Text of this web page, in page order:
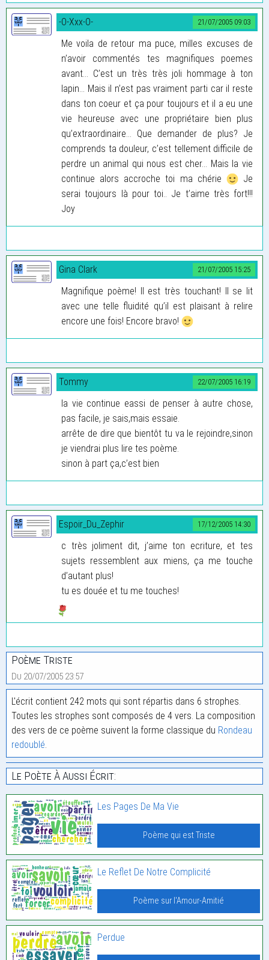
21/07/2005 09:03
-O-Xxx-O-
Me voila de retour ma puce, milles excuses de
n’avoir commentés tes magnifiques poemes
avant... C’est un très très joli hommage à ton
lapin... Mais il n’est pas vraiment parti car il reste
dans ton coeur et ça pour toujours et il a eu une
vie heureuse avec une propriétaire bien plus
qu’extraordinaire... Que demander de plus? Je
comprends ta douleur, c’est tellement difficile de
perdre un animal qui nous est cher... Mais la vie
continue alors accroche toi ma chérie
Je
serai toujours là pour toi.. Je t’aime très fort!!!
Joy
21/07/2005 15:25
Gina Clark
Magnifique poème! Il est très touchant! Il se lit
avec une telle fluidité qu’il est plaisant à relire
encore une fois! Encore bravo!
22/07/2005 16:19
Tommy
la vie continue eassi de penser à autre chose,
pas facile, je sais,mais essaie.
arrête de dire que bientôt tu va le rejoindre,sinon
je viendrai plus lire tes poème.
sinon à part ça,c’est bien
17/12/2005 14:30
Espoir_Du_Zephir
c très joliment dit, j’aime ton ecriture, et tes
sujets ressemblent aux miens, ça me touche
d’autant plus!
tu es douée et tu me touches!
Poème Triste
Du 20/07/2005 23:57
L'écrit contient 242 mots qui sont répartis dans 6 strophes.
Toutes les strophes sont composés de 4 vers. La composition
des vers de ce poème suivent la forme classique du Rondeau
redoublé
Le Poète À Aussi Écrit:
Les Pages De Ma Vie
Poème qui est Triste
Le Reflet De Notre Complicité
Poème sur l'Amour-Amitié
Perdue